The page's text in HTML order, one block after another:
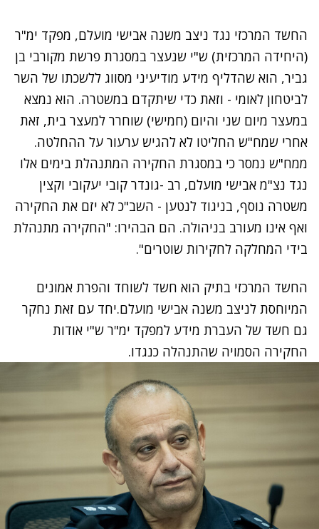
החשד המרכזי נגד ניצב משנה אבישי מועלם, מפקד ימ"ר
(היחידה המרכזית) ש"י שנעצר במסגרת פרשת מקורבי בן
גביר, הוא שהדליף מידע מודיעיני מסווג ללשכתו של השר
לביטחון לאומי - וזאת כדי שיתקדם במשטרה. הוא נמצא
במעצר מיום שני והיום (חמישי) שוחרר למעצר בית, זאת
אחרי שמח"ש החליטו לא להגיש ערעור על ההחלטה.
ממח"ש נמסר כי במסגרת החקירה המתנהלת בימים אלו
נגד נצ"מ אבישי מועלם, רב -גונדר קובי יעקובי וקצין
משטרה נוסף, בניגוד לנטען - השב"כ לא יזם את החקירה
ואף אינו מעורב בניהולה. הם הבהירו: "החקירה מתנהלת
בידי המחלקה לחקירות שוטרים".
החשד המרכזי בתיק הוא חשד לשוחד והפרת אמונים
המיוחסת לניצב משנה אבישי מועלם.יחד עם זאת נחקר
גם חשד של העברת מידע למפקד ימ"ר ש"י אודות
החקירה הסמויה שהתנהלה כנגדו.